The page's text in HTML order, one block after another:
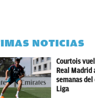
NOTICIAS
Courtois
Real Madrid
semanas del
Liga